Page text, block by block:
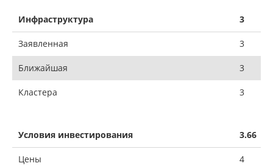
Инфраструктура 3
Заявленная 3
Ближайшая 3
Кластера 3
Условия инвестирования 3.66
Цены 4